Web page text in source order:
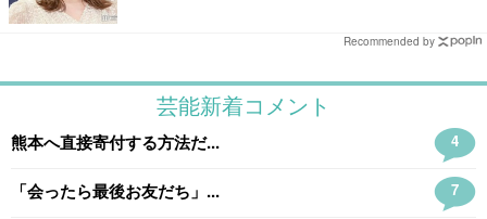
Recommended by